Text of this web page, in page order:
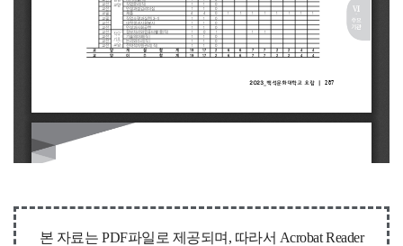
본 자료는 PDF파일로 제공되며, 따라서 Acrobat Reader